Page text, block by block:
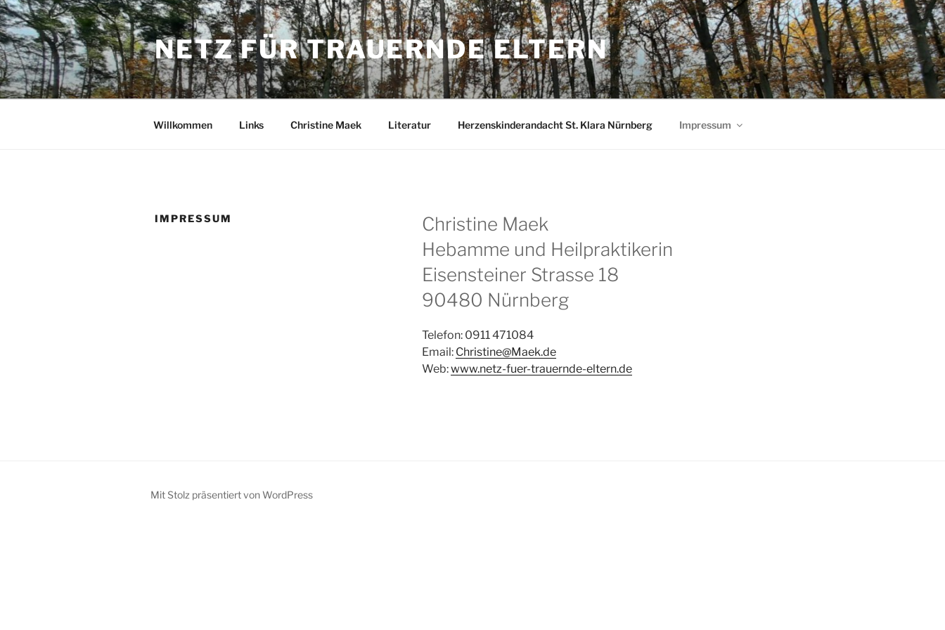
Zum
Inhalt
springen
NETZ FÜR TRAUERNDE ELTERN
Willkommen Links Christine Maek Literatur Herzenskinderandacht St. Klara Nürnberg Impressum
IMPRESSUM
Christine Maek
Hebamme und Heilpraktikerin
Eisensteiner Strasse 18
90480 Nürnberg
Telefon: 0911 471084
Email: Christine@Maek.de
Web:www.netz-fuer-trauernde-eltern.de
Mit Stolz präsentiert von WordPress